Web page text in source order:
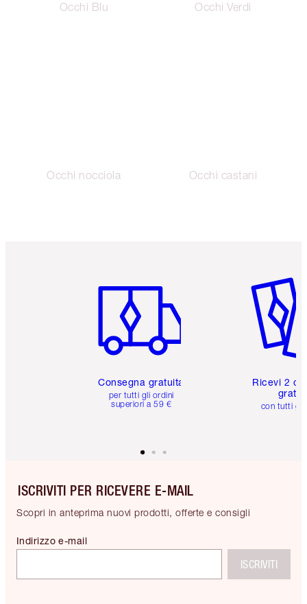
Occhi Blu Occhi Verdi
Occhi nocciola Occhi castani
Consegna gratuita
per tutti gli ordini
superiori a 59 €
Ricevi 2
con tutti gli
ISCRIVITI PER RICEVERE E-MAIL
Scopri in anteprima nuovi prodotti, offerte e consigli
Indirizzo e-mail
ISCRIVITI